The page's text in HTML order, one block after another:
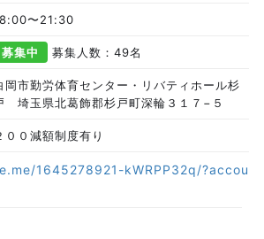
〜21:30
募集中 募集人数：49名
岡市勤労体育センター・リバティホール杉
埼玉県北葛飾郡杉戸町深輪３１７−５
００減額制度有り
1645278921-kWRPP32q/?accou